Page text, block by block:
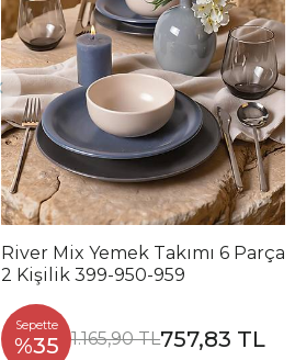
River Mix Yemek Takımı 6 Parça
2 Kişilik 399-950-959
Sepette
%35 1.165,90 TL757,83 TL